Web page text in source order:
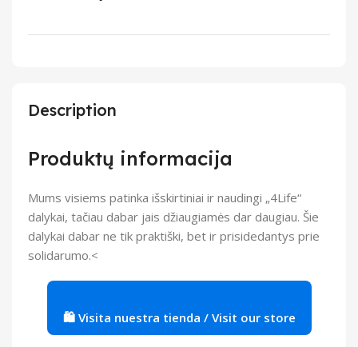
Description
Produktų informacija
Mums visiems patinka išskirtiniai ir naudingi „4Life“
dalykai, tačiau dabar jais džiaugiamės dar daugiau. Šie
dalykai dabar ne tik praktiški, bet ir prisidedantys prie
solidarumo.<
🛍️ Visita nuestra tienda / Visit our store